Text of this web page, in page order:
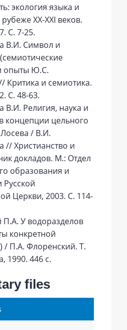
экология языка и
ХХ-ХХI веков.
C. 7-25.
В.И. Символ и
опыты Ю.С.
Критика и семиотика.
С. 48-63.
В.И. Религия, наука и
концепции цельного
/ В.И.
// Христианство и
докладов. М.: Отдел
образования и
Русской
Церкви, 2003. С. 114-
У водоразделов
конкретной
/ П.А. Флоренский. Т.
1990. 446 с.
files